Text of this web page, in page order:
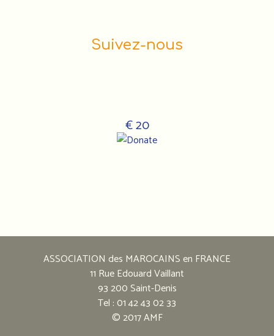
Suivez-nous
€ 20
:
Association
ASSOCIATION des MAROCAINS en FRANCE
11 Rue Edouard Vaillant
93 200 Saint-Denis
Tel : 01 42 43 02 33
© 2017 AMF